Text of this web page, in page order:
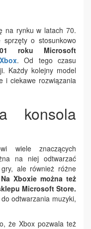
na rynku w latach 70.
o stosunkowo
roku Microsoft
. Od tego czasu
Każdy kolejny model
i ciekawe rozwiązania
konsola
wiele znaczących
na niej odtwarzać
ale również różne
Na Xboxie można też
Microsoft Store.
odtwarzania muzyki,
że Xbox pozwala też